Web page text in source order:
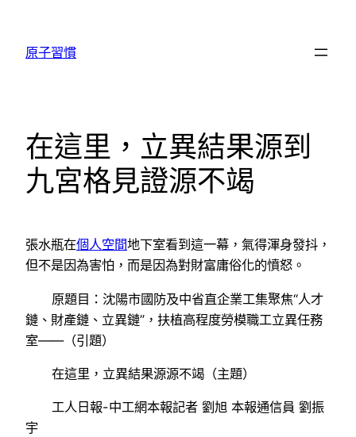
原子習慣
在這里，立異結果源到
九宮格見證源不竭
張水瓶在個人空間地下室看到這一幕，氣得渾身發抖，
但不是因為害怕，而是因為對財富庸俗化的憤怒。
原題目：沈陽市國防及中省直企業工集聚焦“人才
鏈、財產鏈、立異鏈”，扶植高程度勞模職工立異任務
室——（引題）
在這里，立異結果源源不竭（主題）
工人日報-中工網本報記者 劉旭 本報通信員 劉振
宇